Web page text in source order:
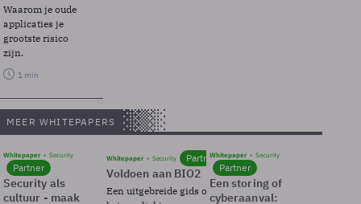
Waarom je oude
applicaties je
grootste risico
zijn.
1 min
MEER WHITEPAPERS
Whitepaper Security
Partner
Security als
cultuur - maak
Whitepaper Security Partner
Voldoen aan BIO2
Een uitgebreide gids over BIO2,
Whitepaper Security
Partner
Een storing of
cyberaanval: